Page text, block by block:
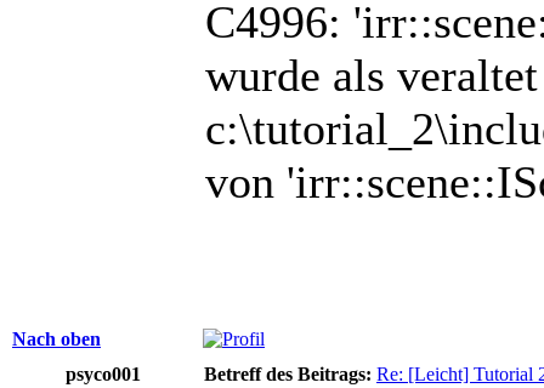
C4996:
wurde als
von
Nach oben
psyco001
Betreff des Beitrags: Re: [Leicht] Tutorial